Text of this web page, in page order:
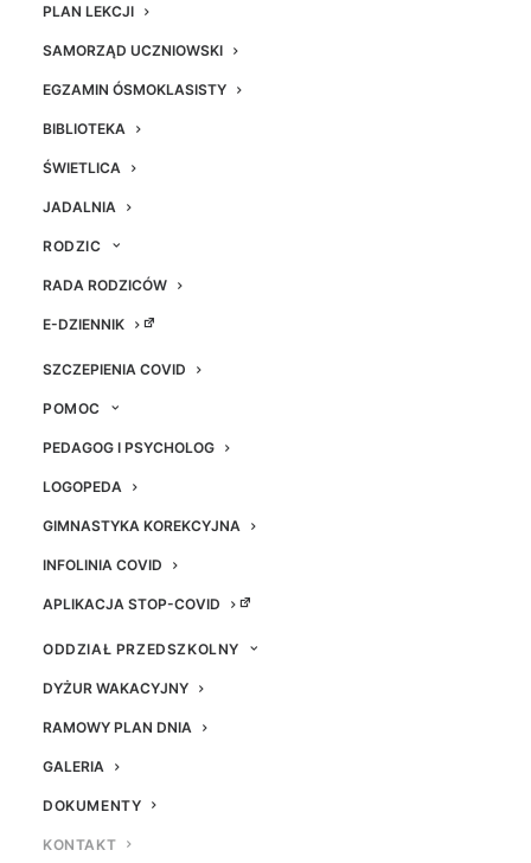
PLAN LEKCJI
SAMORZĄD UCZNIOWSKI
EGZAMIN ÓSMOKLASISTY
BIBLIOTEKA
ŚWIETLICA
JADALNIA
RODZIC
RADA RODZICÓW
E-DZIENNIK
SZCZEPIENIA COVID
POMOC
PEDAGOG I PSYCHOLOG
LOGOPEDA
GIMNASTYKA KOREKCYJNA
INFOLINIA COVID
APLIKACJA STOP-COVID
ODDZIAŁ PRZEDSZKOLNY
DYŻUR WAKACYJNY
RAMOWY PLAN DNIA
GALERIA
DOKUMENTY
KONTAKT
Inspektor Ochrony Danych
tel. +48 32 235 27 39
e-mail:iod.msp7@knurow.edu.pl
Witold Długosz
tel. +48 32 235 27 39
Tłumacz języka migowego
Miejska Szkoła Podstawowa nr 7 w Knurowie
zapewnia dostęp do tłumacza języka migowego
online.
W celu skorzystania z usługi wymagane jest
wcześniejsze ustalenie z sekretariatem szkoły